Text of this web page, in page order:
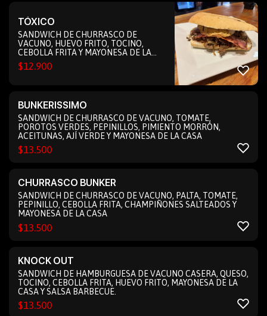
TÓXICO
SANDWICH DE CHURRASCO DE
VACUNO, HUEVO FRITO, TOCINO,
CEBOLLA FRITA Y MAYONESA DE LA
CASA (foto referencial)
$12.900
BUNKERISSIMO
SANDWICH DE CHURRASCO DE VACUNO, TOMATE,
POROTOS VERDES, PEPINILLOS, PIMIENTO MORRÓN,
ACEITUNAS, AJÍ VERDE Y MAYONESA DE LA CASA
$13.500
CHURRASCO BUNKER
SANDWICH DE CHURRASCO DE VACUNO, PALTA, TOMATE,
PEPINILLO, CEBOLLA FRITA, CHAMPIÑONES SALTEADOS Y
MAYONESA DE LA CASA
$13.500
KNOCK OUT
SANDWICH DE HAMBURGUESA DE VACUNO CASERA, QUESO,
TOCINO, CEBOLLA FRITA, HUEVO FRITO, MAYONESA DE LA
CASA Y SALSA BARBECUE.
$13.500